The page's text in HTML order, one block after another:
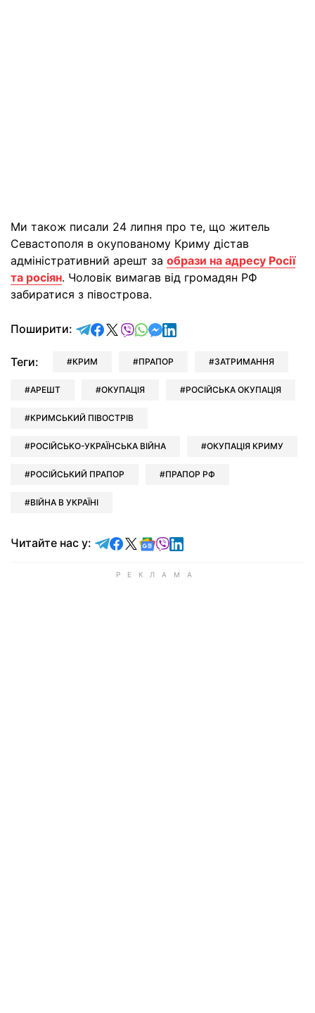
Ми також писали 24 липня про те, що житель
Севастополя в окупованому Криму дістав
адміністративний арешт за образи на адресу Росії
та росіян. Чоловік вимагав від громадян РФ
забиратися з півострова.
Поширити: відправити у Telegram
поділитись у Facebook
поділитись у X
відправити у Viber
відправити у Whatsapp
відправити у Messenger
відправити у LinkedIn
Теги: КРИМ ПРАПОР ЗАТРИМАННЯ
АРЕШТ ОКУПАЦІЯ РОСІЙСЬКА ОКУПАЦІЯ
КРИМСЬКИЙ ПІВОСТРІВ
РОСІЙСЬКО-УКРАЇНСЬКА ВІЙНА ОКУПАЦІЯ КРИМУ
РОСІЙСЬКИЙ ПРАПОР ПРАПОР РФ
ВІЙНА В УКРАЇНІ
Читайте нас у: Читайте у Telegram
Читайте у Facebook
Читайте у X
Читайте у Google news
Читайте у Viber
Читайте у LinkedIn